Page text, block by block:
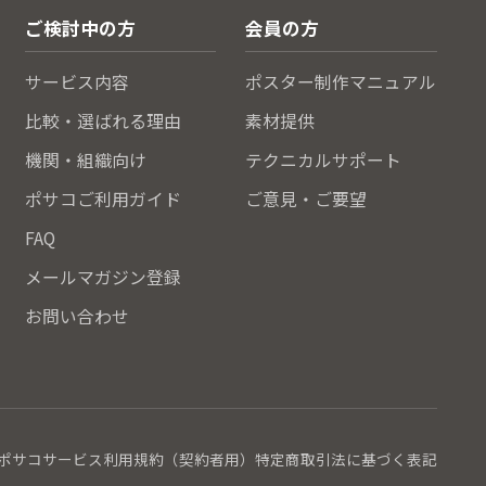
ご検討中の方
サービス内容
比較・選ばれる理由
機関・組織向け
ポサコご利用ガイド
FAQ
メールマガジン登録
お問い合わせ
会員の方
ポスター制作マニュアル
素材提供
テクニカルサポート
ご意見・ご要望
サコサービス利用規約（契約者用） 特定商取引法に基づく表記